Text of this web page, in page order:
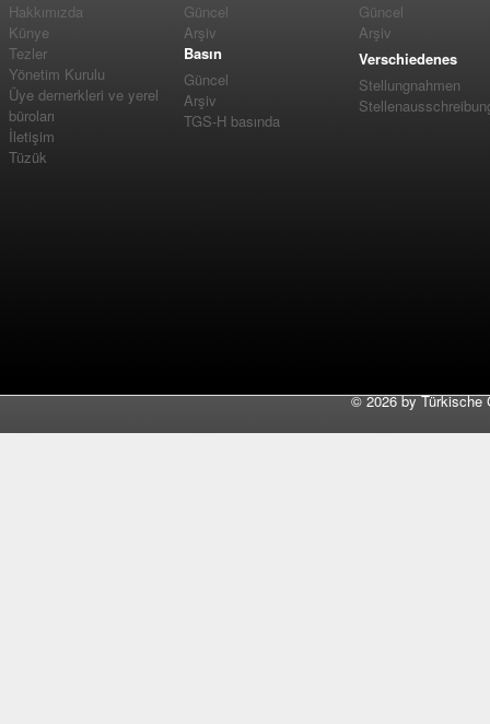
Hakkımızda
Künye
Tezler
Yönetim Kurulu
Üye dernerkleri ve yerel
büroları
İletişim
Tüzük
Güncel
Arşiv
Basın
Güncel
Arşiv
TGS-H basında
Güncel
Arşiv
Verschiedenes
Stellungnahmen
©2026 by Türkische